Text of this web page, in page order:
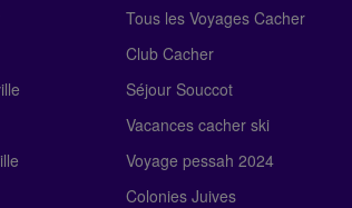
Tous les Voyages Cacher
Club Cacher
Séjour Souccot
Vacances cacher ski
Voyage pessah 2024
Colonies Juives